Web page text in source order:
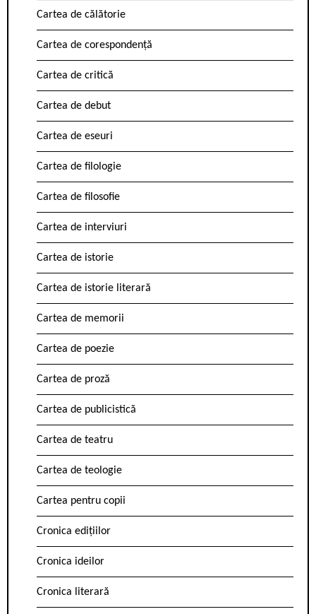
Cartea de călătorie
Cartea de corespondență
Cartea de critică
Cartea de debut
Cartea de eseuri
Cartea de filologie
Cartea de filosofie
Cartea de interviuri
Cartea de istorie
Cartea de istorie literară
Cartea de memorii
Cartea de poezie
Cartea de proză
Cartea de publicistică
Cartea de teatru
Cartea de teologie
Cartea pentru copii
Cronica edițiilor
Cronica ideilor
Cronica literară